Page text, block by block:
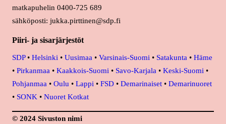
matkapuhelin 0400-725 689
sähköposti: jukka.pirttinen@sdp.fi
Piiri- ja sisarjärjestöt
SDP• Helsinki • Uusimaa • Varsinais-Suomi • Satakunta • Häme
• Pirkanmaa • Kaakkois-Suomi • Savo-Karjala • Keski-Suomi •
Pohjanmaa • Oulu • Lappi • FSD • Demarinaiset • Demarinuoret
• SONK • Nuoret Kotkat
© 2024 Sivuston nimi